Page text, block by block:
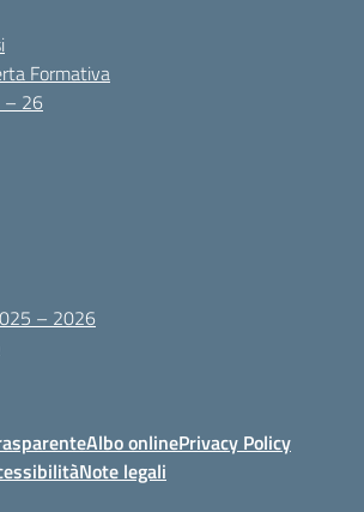
Formativa
– 26
– 2026
Albo onlinePrivacy Policy
Note legali